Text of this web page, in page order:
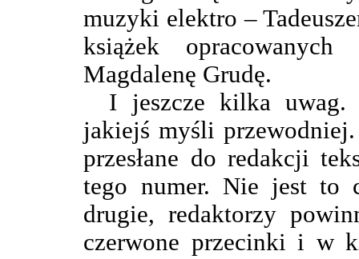
muzyki elektro –
książek
Magdalenę Grudę.
I jeszcze kilka uwag.
jakiejś myśli
przesłane do redakcji
tego numer. Nie jest to
drugie, redaktorzy
czerwone przecinki i w